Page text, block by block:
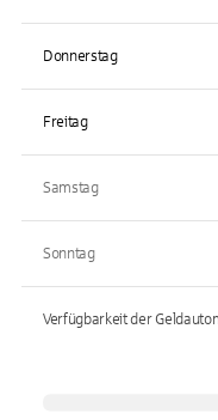
Donnerstag
Freitag
Samstag
Sonntag
Verfügbarkeit der